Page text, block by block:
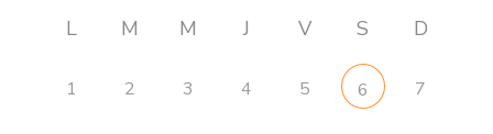
L M M J V S D
1 2 3 4 5 6 7